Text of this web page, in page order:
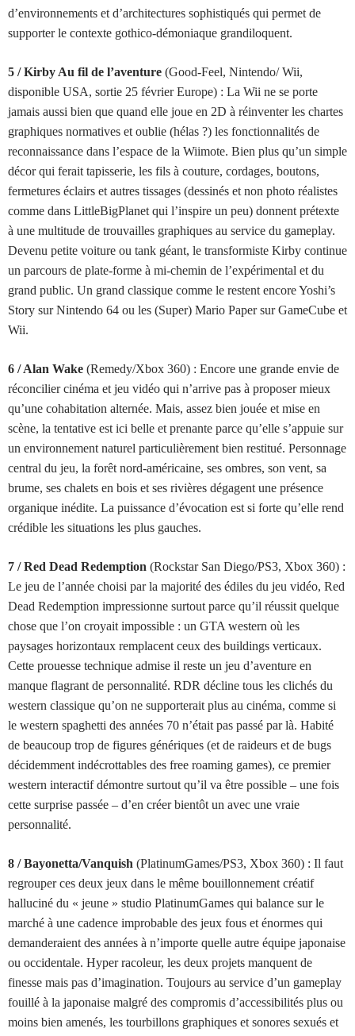
d’environnements et d’architectures sophistiqués qui permet de
supporter le contexte gothico-démoniaque grandiloquent.
5 / Kirby Au fil de l’aventure (Good-Feel, Nintendo/ Wii,
disponible USA, sortie 25 février Europe) : La Wii ne se porte
jamais aussi bien que quand elle joue en 2D à réinventer les chartes
graphiques normatives et oublie (hélas ?) les fonctionnalités de
reconnaissance dans l’espace de la Wiimote. Bien plus qu’un simple
décor qui ferait tapisserie, les fils à couture, cordages, boutons,
fermetures éclairs et autres tissages (dessinés et non photo réalistes
comme dans LittleBigPlanet qui l’inspire un peu) donnent prétexte
à une multitude de trouvailles graphiques au service du gameplay.
Devenu petite voiture ou tank géant, le transformiste Kirby continue
un parcours de plate-forme à mi-chemin de l’expérimental et du
grand public. Un grand classique comme le restent encore Yoshi’s
Story sur Nintendo 64 ou les (Super) Mario Paper sur GameCube et
Wii.
6 / Alan Wake (Remedy/Xbox 360) : Encore une grande envie de
réconcilier cinéma et jeu vidéo qui n’arrive pas à proposer mieux
qu’une cohabitation alternée. Mais, assez bien jouée et mise en
scène, la tentative est ici belle et prenante parce qu’elle s’appuie sur
un environnement naturel particulièrement bien restitué. Personnage
central du jeu, la forêt nord-américaine, ses ombres, son vent, sa
brume, ses chalets en bois et ses rivières dégagent une présence
organique inédite. La puissance d’évocation est si forte qu’elle rend
crédible les situations les plus gauches.
7 / Red Dead Redemption (Rockstar San Diego/PS3, Xbox 360) :
Le jeu de l’année choisi par la majorité des édiles du jeu vidéo, Red
Dead Redemption impressionne surtout parce qu’il réussit quelque
chose que l’on croyait impossible : un GTA western où les
paysages horizontaux remplacent ceux des buildings verticaux.
Cette prouesse technique admise il reste un jeu d’aventure en
manque flagrant de personnalité. RDR décline tous les clichés du
western classique qu’on ne supporterait plus au cinéma, comme si
le western spaghetti des années 70 n’était pas passé par là. Habité
de beaucoup trop de figures génériques (et de raideurs et de bugs
décidemment indécrottables des free roaming games), ce premier
western interactif démontre surtout qu’il va être possible – une fois
cette surprise passée – d’en créer bientôt un avec une vraie
personnalité.
8 / Bayonetta/Vanquish (PlatinumGames/PS3, Xbox 360) : Il faut
regrouper ces deux jeux dans le même bouillonnement créatif
halluciné du « jeune » studio PlatinumGames qui balance sur le
marché à une cadence improbable des jeux fous et énormes qui
demanderaient des années à n’importe quelle autre équipe japonaise
ou occidentale. Hyper racoleur, les deux projets manquent de
finesse mais pas d’imagination. Toujours au service d’un gameplay
fouillé à la japonaise malgré des compromis d’accessibilités plus ou
moins bien amenés, les tourbillons graphiques et sonores sexués et